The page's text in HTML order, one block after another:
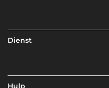
Dienst
Hulp